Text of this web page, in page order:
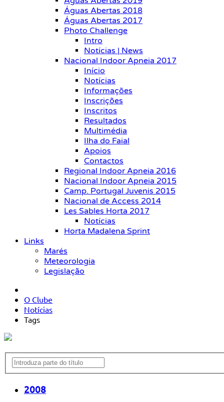
Águas Abertas 2018
Águas Abertas 2017
Photo Challenge
Intro
Notícias | News
Nacional Indoor Apneia 2017
Início
Notícias
Informações
Inscrições
Inscritos
Resultados
Multimédia
Ilha do Faial
Apoios
Contactos
Regional Indoor Apneia 2016
Nacional Indoor Apneia 2015
Camp. Portugal Juvenis 2015
Nacional de Access 2014
Les Sables Horta 2017
Notícias
Horta Madalena Sprint
Links
Marés
Meteorologia
Legislação
O Clube
Notícias
Tags
2008